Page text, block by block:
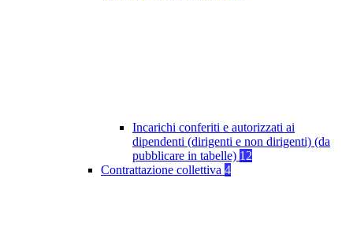
Incarichi conferiti e autorizzati ai
dipendenti (dirigenti e non dirigenti) (da
pubblicare in tabelle) 12
Contrattazione collettiva 4